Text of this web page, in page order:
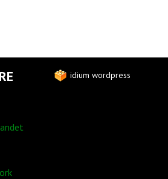
idium wordpress